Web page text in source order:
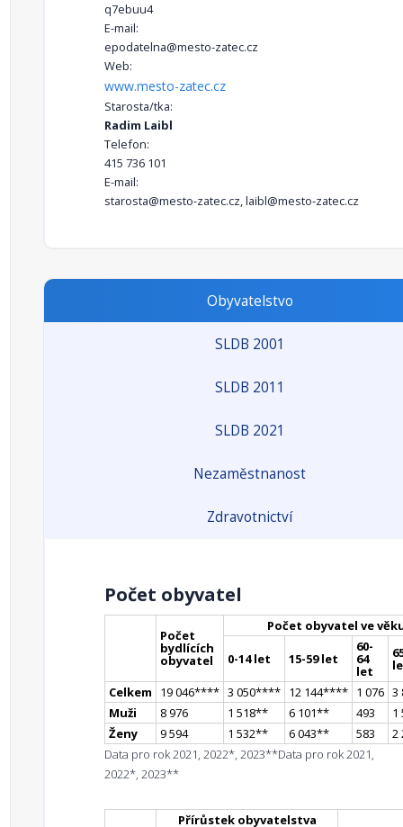
q7ebuu4
E-mail:
epodatelna@mesto-zatec.cz
Web:
www.mesto-zatec.cz
Starosta/tka:
Radim Laibl
Telefon:
415 736 101
E-mail:
starosta@mesto-zatec.cz, laibl@mesto-zatec.cz
Obyvatelstvo
SLDB 2001
SLDB 2011
SLDB 2021
Nezaměstnanost
Zdravotnictví
Počet obyvatel
Počet
bydlících
obyvatel
Počet obyvatel ve
0-14 let 15-59 let
60-
64
let
Celkem
19 046**** 3 050**** 12 144**** 1 076 3
Muži
8 976 1 518** 6 101** 493
1
Ženy
9 594 1 532** 6 043** 583
2
Data pro rok 2021, 2022*, 2023**Data pro rok 2021,
2022*, 2023**
Přírůstek obyvatelstva